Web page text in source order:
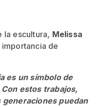
la escultura, Melissa
de
es un símbolo de
estos trabajos,
puedan